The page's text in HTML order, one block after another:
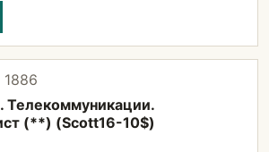
1886
Телекоммуникации.
(**) (Scott16-10$)